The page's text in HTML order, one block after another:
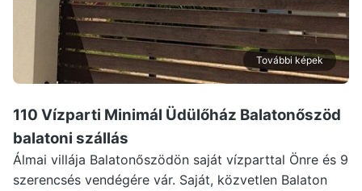
További képek
110 Vízparti Minimál Üdülőház Balatonőszöd
balatoni szállás
Álmai villája Balatonőszödön saját vízparttal Önre és 9
szerencsés vendégére vár. Saját, közvetlen Balaton